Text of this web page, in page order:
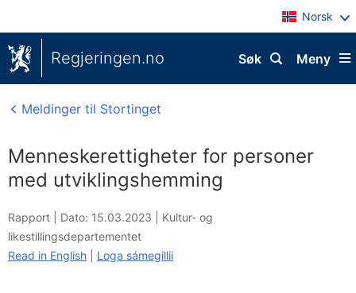
Norsk
Regjeringen.no Meny
Søk
Meldinger til Stortinget
Menneskerettigheter for personer
med utviklingshemming
Rapport | Dato: 15.03.2023
Kultur- og
likestillingsdepartementet
Read in English
Loga sámegillii